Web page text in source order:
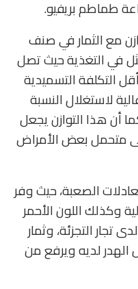
طماطم بريفيو.
مع الثمار في صنف
في التغذية حيث تصل
التكلفة التسميدية
لاستغلال النسبة
أن هذا التوازن يجعل
متحمل بعض الأمراض
الصعبة، حيث وفر
وكذلك اللون الأحمر
تجار التجزئة، وثمار
لديه ويرفع من